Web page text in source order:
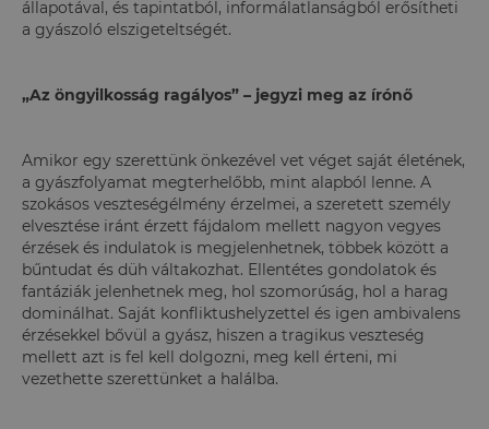
állapotával, és tapintatból, informálatlanságból erősítheti
a gyászoló elszigeteltségét.
„Az öngyilkosság ragályos” – jegyzi meg az írónő
Amikor egy szerettünk önkezével vet véget saját életének,
a gyászfolyamat megterhelőbb, mint alapból lenne. A
szokásos veszteségélmény érzelmei, a szeretett személy
elvesztése iránt érzett fájdalom mellett nagyon vegyes
érzések és indulatok is megjelenhetnek, többek között a
bűntudat és düh váltakozhat. Ellentétes gondolatok és
fantáziák jelenhetnek meg, hol szomorúság, hol a harag
dominálhat. Saját konfliktushelyzettel és igen ambivalens
érzésekkel bővül a gyász, hiszen a tragikus veszteség
mellett azt is fel kell dolgozni, meg kell érteni, mi
vezethette szerettünket a halálba.